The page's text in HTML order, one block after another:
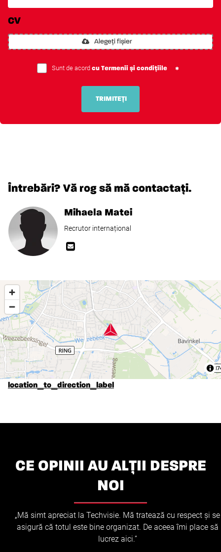
CV
Alegeți fișier
Sunt de acord cu Termenii și condițiile
TRIMITEȚI
Întrebări? Vă rog să mă contactați.
Mihaela Matei
Recrutor internațional
location_to_direction_label
CE OPINII AU ALȚII DESPRE
NOI
„Mă simt apreciat la Techvisie. Mă tratează cu respect și se
asigură că totul este bine organizat. De aceea îmi place să
lucrez aici.”